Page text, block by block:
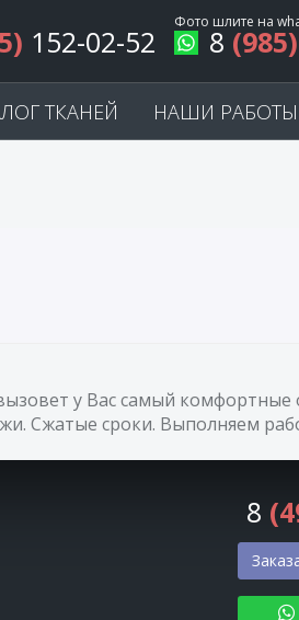
152-02-52
Фото шлите на
8 (985)
ТКАНЕЙ НАШИ РАБОТЫ
у Вас самый
Сжатые сроки. Выполняем
8